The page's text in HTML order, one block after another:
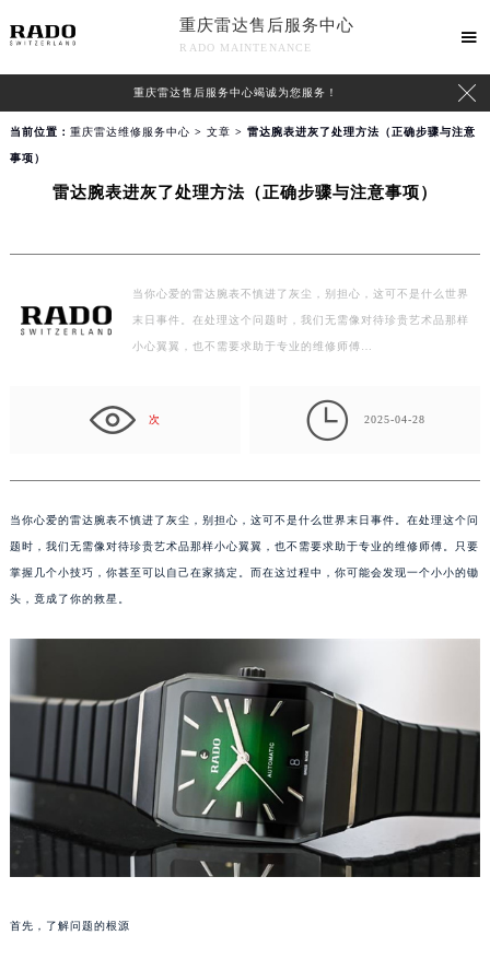
重庆雷达售后服务中心
RADO MAINTENANCE

重庆雷达售后服务中心竭诚为您服务！ 
当前位置： 重庆雷达维修服务中心 > 文章 > 雷达腕表进灰了处理方法（正确步骤与注意
事项）
雷达腕表进灰了处理方法（正确步骤与注意事项）
当你心爱的雷达腕表不慎进了灰尘，别担心，这可不是什么世界
末日事件。在处理这个问题时，我们无需像对待珍贵艺术品那样
小心翼翼，也不需要求助于专业的维修师傅…
次  2025-04-28
当你心爱的雷达腕表不慎进了灰尘，别担心，这可不是什么世界末日事件。在处理这个问
题时，我们无需像对待珍贵艺术品那样小心翼翼，也不需要求助于专业的维修师傅。只要
掌握几个小技巧，你甚至可以自己在家搞定。而在这过程中，你可能会发现一个小小的锄
头，竟成了你的救星。
首先，了解问题的根源